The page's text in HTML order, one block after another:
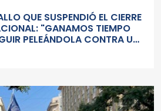
QUE SUSPENDIÓ EL CIERRE
"GANAMOS TIEMPO
PELEÁNDOLA CONTRA UN